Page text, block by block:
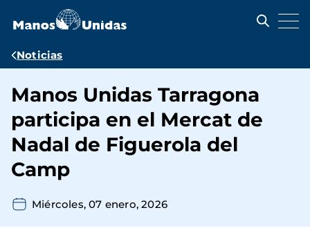
contenido
Ruta
navegación
Noticias
Manos Unidas Tarragona
participa en el Mercat de
Nadal de Figuerola del
Camp
Miércoles, 07 enero, 2026